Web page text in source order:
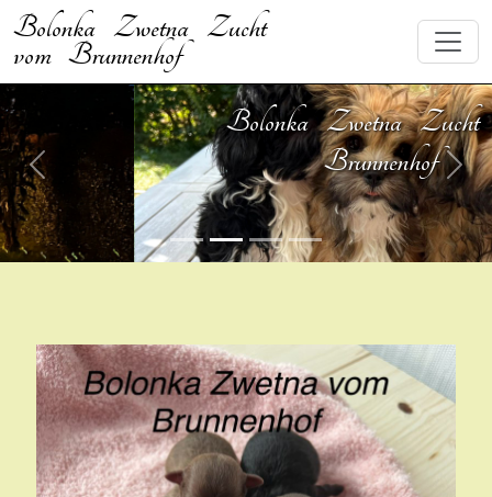
Bolonka Zwetna Zucht
vom Brunnenhof
Bolonka Zwetna Zucht vom
Brunnenhof
Previous